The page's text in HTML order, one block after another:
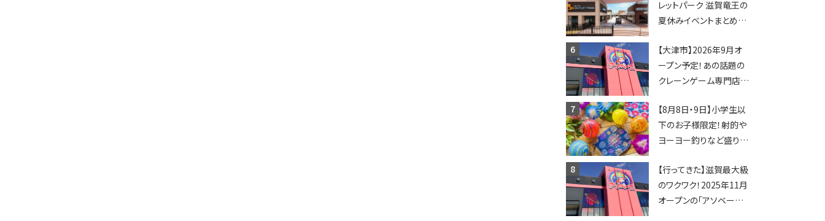
設の駐車場情報なども
要チェック★
レットパーク 滋賀竜王の
夏休みイベントまとめ！
辛グルメ・フォトコンテス
トまで盛りだくさん！
【大津市】2026年9月オ
ープン予定！あの話題の
クレーンゲーム専門店
ってくる！豊郷店に続く滋
賀2店舗目★
【8月8日・9日】小学生以
下のお子様限定！射的や
ヨーヨー釣りなど盛りだ
ちびっこ縁日開催♪【モリ
ーブ】
【行ってきた】滋賀最大級
のワクワク！2025年11月
オープンの「アソベース